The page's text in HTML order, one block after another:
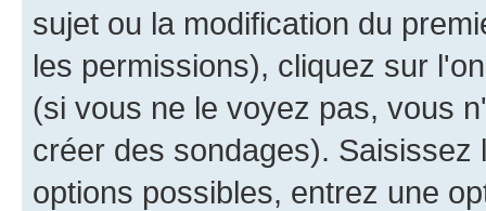
sujet ou la modification du
les permissions), cliquez sur
(si vous ne le voyez pas, vous
créer des sondages).
options possibles, entrez une